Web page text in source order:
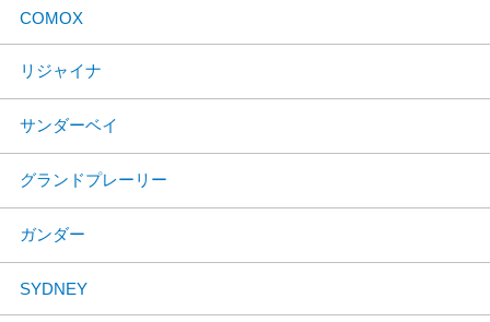
COMOX
リジャイナ
サンダーベイ
グランドプレーリー
ガンダー
SYDNEY